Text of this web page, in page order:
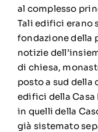
al complesso
Tali edifici erano
fondazione della
notizie
di chiesa,
posto a sud della
edifici della Casa
in quelli della
già sistemato